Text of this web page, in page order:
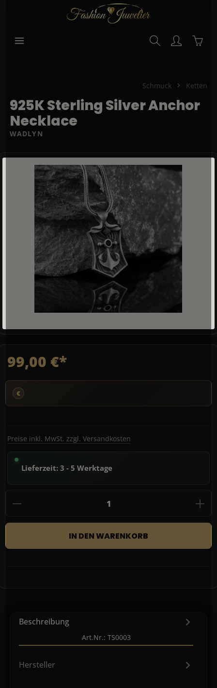
Schmuck Ketten
925K Sterling Silver Anchor
Necklace
WADLYN
Bildergalerie überspringen
99,00 €*
Preise inkl. MwSt. zzgl. Versandkosten
Lieferzeit: 3 - 5 Werktage
Produkt Anzahl: Gib den gewünschten
IN DEN WARENKORB
Beschreibung
Art.Nr.: TS0003
Hersteller